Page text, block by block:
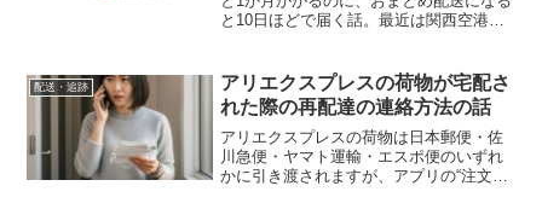
と10日ほどで届く話。最近は関西空港で
タイミングが変化しています。
配送・追跡
アリエクスプレスの荷物が宅配さ
れた際の再配達の連絡方法の話
アリエクスプレスの荷物は日本郵便・佐
川急便・ヤマト運輸・エスポ便のいずれ
かに引き渡されますが、アプリの“注文の